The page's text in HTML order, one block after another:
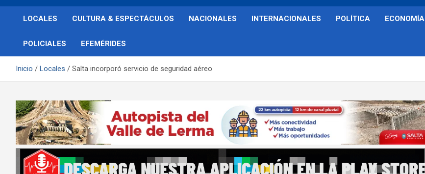
LOCALES CULTURA & ESPECTÁCULOS NACIONALES INTERNACIONALES POLÍTICA ECONOMÍA
POLICIALES EFEMÉRIDES
Inicio Locales Salta incorporó servicio de seguridad aéreo